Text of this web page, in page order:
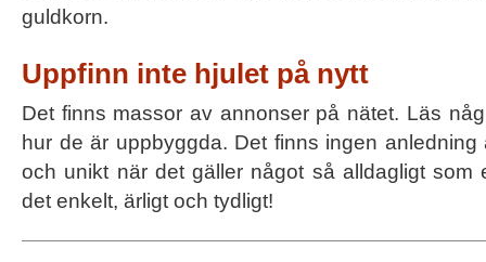
guldkorn.
Uppfinn inte hjulet på nytt
Det finns massor av annonser på nätet. Läs
hur de är uppbyggda. Det finns ingen
och unikt när det gäller något så alldagligt som
det enkelt, ärligt och tydligt!